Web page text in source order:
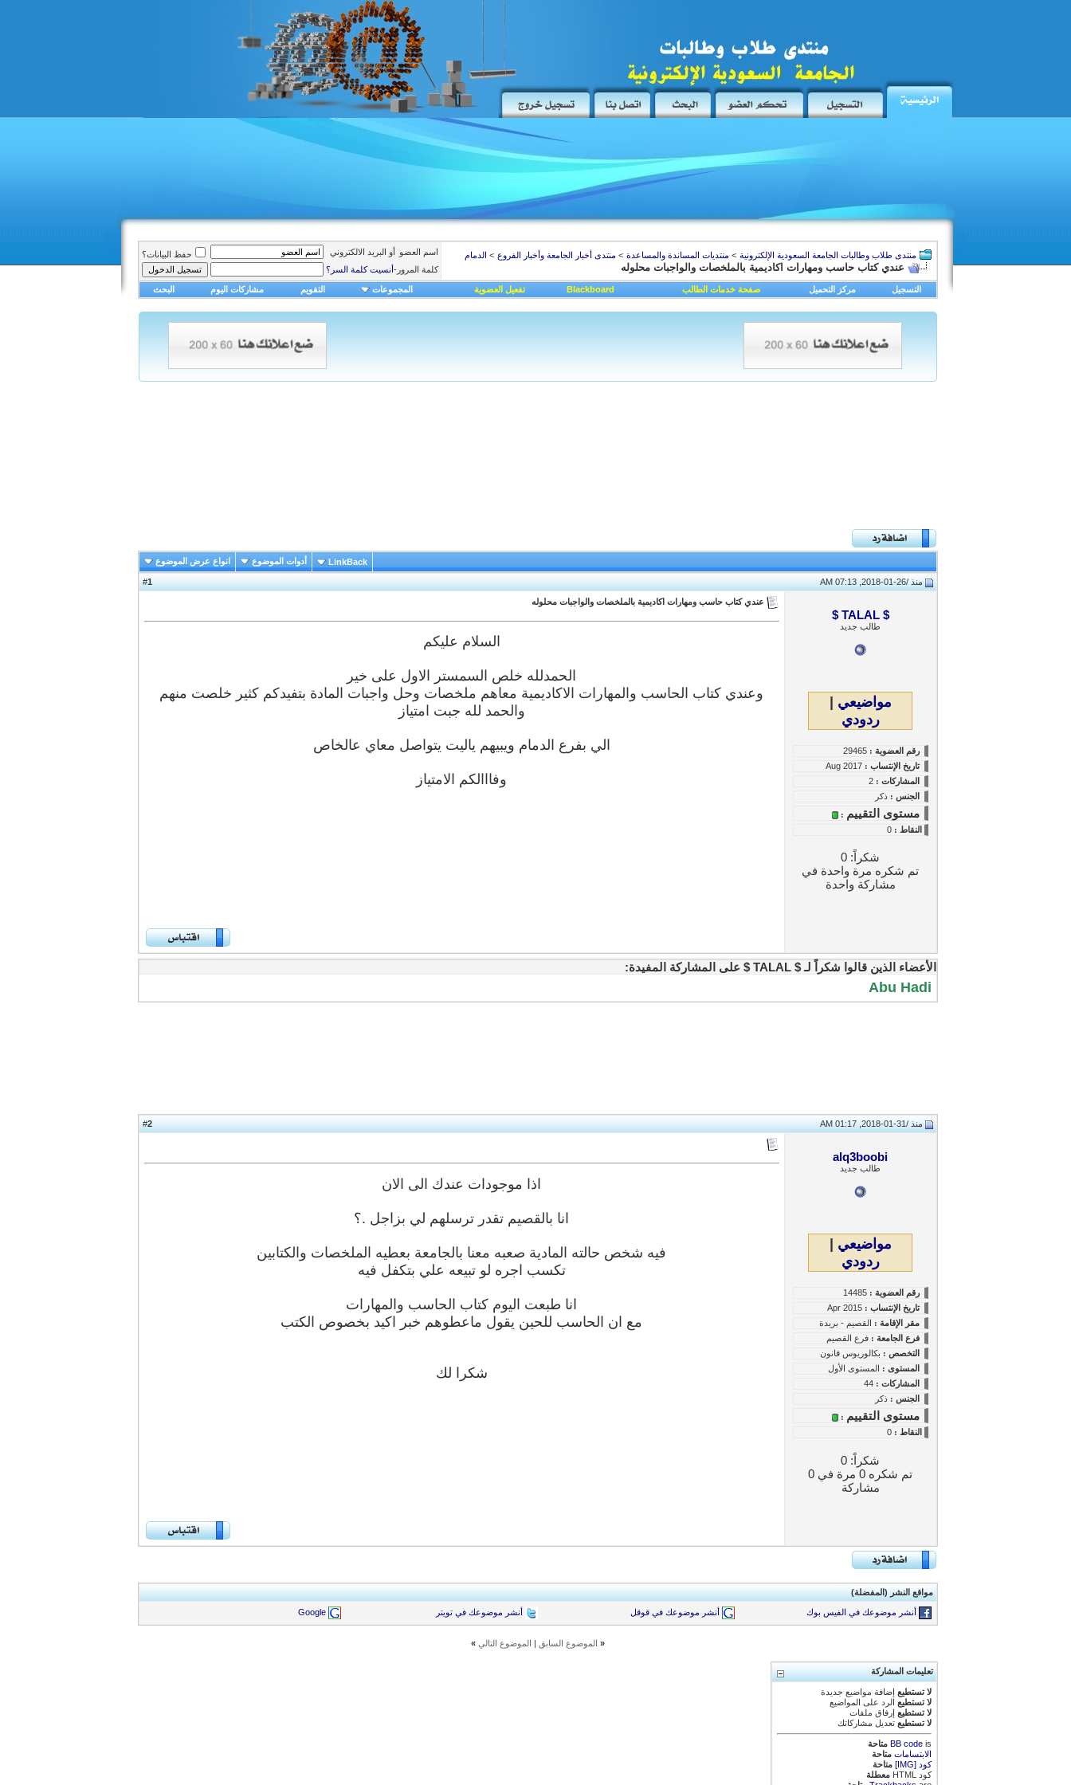
منتدى طلاب وطالبات الجامعة السعودية الإلكترونية > منتديات المساندة والمساعدة > منتدى أخبار الجامعة وأخبار الفروع > الدمام
عندي كتاب حاسب ومهارات اكاديمية بالملخصات والواجبات محلوله
اسم العضو أو البريد الالكتروني
حفظ البيانات؟
كلمة المرور-أنسيت كلمة السر؟
التسجيل مركز التحميل صفحة خدمات الطالب Blackboard تفعيل العضوية المجموعات التقويم مشاركات اليوم البحث
LinkBack أدوات الموضوع انواع عرض الموضوع
منذ /26-01-2018, 07:13 AM
#
1
$ TALAL $
طالب جديد
مواضيعي |
ردودي
رقم العضوية :29465
تاريخ الإنتساب :
Aug 2017
المشاركات :2
الجنس :ذكر
مستوى التقييم :
النقاط :
0
شكراً: 0
تم شكره مرة واحدة في
مشاركة واحدة
عندي كتاب حاسب ومهارات اكاديمية بالملخصات والواجبات محلوله
السلام عليكم
الحمدلله خلص السمستر الاول على خير
وعندي كتاب الحاسب والمهارات الاكاديمية معاهم ملخصات وحل واجبات المادة بتفيدكم كثير خلصت منهم
والحمد لله جبت امتياز
الي بفرع الدمام ويبيهم ياليت يتواصل معاي عالخاص
وفااالكم الامتياز
الأعضاء الذين قالوا شكراً لـ $ TALAL $ على المشاركة المفيدة:
Abu Hadi
منذ / 31-01-2018, 01:17 AM
#
2
alq3boobi
طالب جديد
مواضيعي
ردودي
رقم العضوية :14485
تاريخ الإنتساب :
Apr 2015
مقر الإقامة : القصيم - بريدة
فرع الجامعة :فرع القصيم
التخصص : بكالوريوس قانون
المستوى : المستوى الأول
المشاركات :44
الجنس :ذكر
مستوى التقييم :
النقاط :
0
شكراً: 0
تم شكره 0 مرة في 0
مشاركة
اذا موجودات عندك الى الان
انا بالقصيم تقدر ترسلهم لي بزاجل .؟
فيه شخص حالته المادية صعبه معنا بالجامعة بعطيه الملخصات والكتابين
تكسب اجره لو تبيعه علي بتكفل فيه
انا طبعت اليوم كتاب الحاسب والمهارات
مع ان الحاسب للحين يقول ماعطوهم خبر اكيد بخصوص الكتب
شكرا لك
مواقع النشر (المفضلة)
أنشر موضوعك في الفيس بوك أنشر موضوعك في قوقل أنشر موضوعك في تويتر Google
« الموضوع السابق الموضوع التالي »
تعليمات المشاركة
لا تستطيع إضافة مواضيع جديدة
لا تستطيع
الرد على المواضيع
لا تستطيع إرفاق ملفات
لا تستطيع تعديل مشاركاتك
BB codeis
متاحة
الابتسامات متاحة
كود [IMG]
متاحة
كود HTML
معطلة